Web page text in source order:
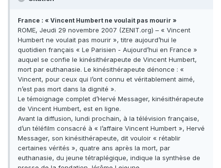
France : « Vincent Humbert ne voulait pas mourir »
ROME, Jeudi 29 novembre 2007 (ZENIT.org) – « Vincent
Humbert ne voulait pas mourir », titre aujourd’hui le
quotidien français « Le Parisien - Aujourd’hui en France »
auquel se confie le kinésithérapeute de Vincent Humbert,
mort par euthanasie. Le kinésithérapeute dénonce : «
Vincent, pour ceux qui l’ont connu et véritablement aimé,
n’est pas mort dans la dignité ».
Le témoignage complet d’Hervé Messager, kinésithérapeute
de Vincent Humbert, est en ligne.
Avant la diffusion, lundi prochain, à la télévision française,
d’un téléfilm consacré à « l’affaire Vincent Humbert », Hervé
Messager, son kinésithérapeute, dit vouloir « rétablir
certaines vérités », quatre ans après la mort, par
euthanasie, du jeune tétraplégique, indique la synthèse de